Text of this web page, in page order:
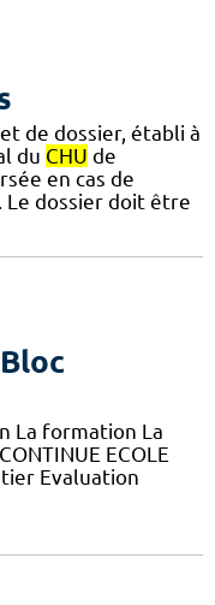
de dossier, établi à
du CHU de
en cas de
dossier doit être
La formation La
ECOLE
Evaluation